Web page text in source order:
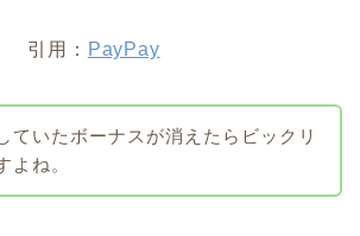
引用： PayPay
ていたボーナスが消えたらビックリ
よね。